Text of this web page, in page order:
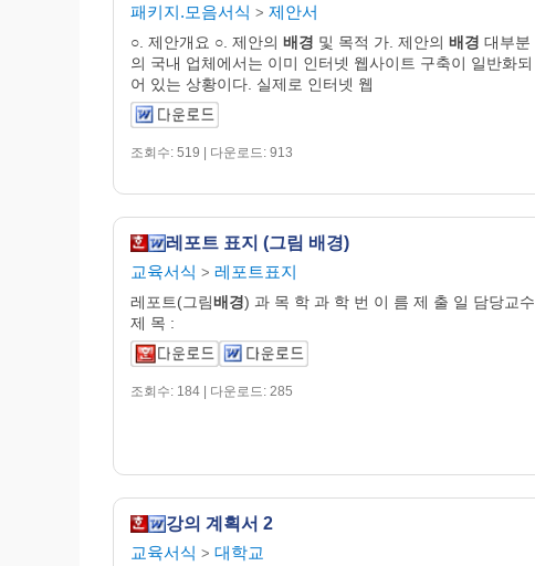
패키지.모음서식 > 제안서
○. 제안개요 ○. 제안의 배경 및 목적 가. 제안의 배경 대부분
의 국내 업체에서는 이미 인터넷 웹사이트 구축이 일반화되
어 있는 상황이다. 실제로 인터넷 웹
조회수: 519 | 다운로드: 913
레포트 표지 (그림 배경)
교육서식 > 레포트표지
레포트(그림배경) 과 목 학 과 학 번 이 름 제 출 일 담당교수
제 목 :
조회수: 184 | 다운로드: 285
강의 계획서 2
교육서식 > 대학교